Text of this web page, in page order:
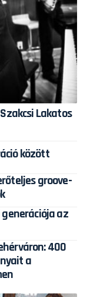
Lakatos
között
groove-
generációja az
400
a